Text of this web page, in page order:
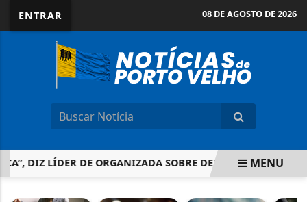
ENTRAR 08 DE AGOSTO DE 2026
DIZ LÍDER DE ORGANIZADA SOBRE DENÚNCIA CONTRA
MENU